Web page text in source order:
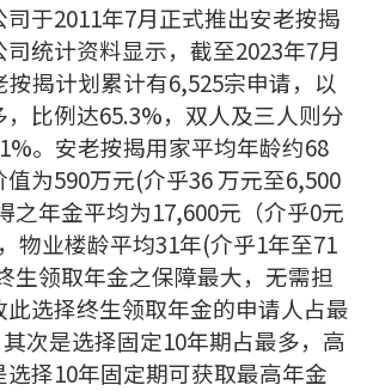
于2011年7月正式推出安老按揭
统计资料显示，截至2023年7月
揭计划累计有6,525宗申请，以
比例达65.3%，双人及三人则分
。安老按揭用家平均年龄约68
为590万元(介乎36 万元至6,500
之年金平均为17,600元（介乎0元
物业楼龄平均31年(介乎1年至71
生领取年金之保障最大，无需担
选择终生领取年金的申请人占最
次是选择固定10年期占最多，高
择10年固定期可获取最高年金